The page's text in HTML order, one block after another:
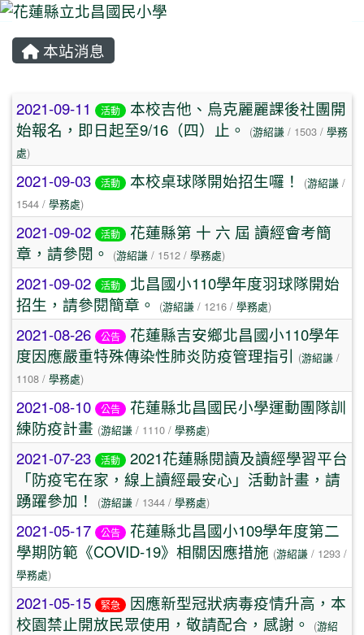
本站消息
文章列表
2021-09-11 活動
本校吉他、烏克麗麗課後社團開
始報名，即日起至9/16（四）止。
(游紹謙 / 1503 / 學務
處)
2021-09-03 活動 本校桌球隊開始招生囉！ (游紹謙 /
1544 / 學務處)
2021-09-02 活動
花蓮縣第 十 六 屆 讀經會考簡
章，請參閱。
(游紹謙 / 1512 / 學務處)
2021-09-02 活動
北昌國小110學年度羽球隊開始
招生，請參閱簡章。
(游紹謙 / 1216 / 學務處)
2021-08-26 公告
花蓮縣吉安鄉北昌國小110學年
度因應嚴重特殊傳染性肺炎防疫管理指引 (游紹謙 /
1108 / 學務處)
2021-08-10 公告
花蓮縣北昌國民小學運動團隊訓
練防疫計畫 (游紹謙 / 1110 / 學務處)
2021-07-23 活動
2021花蓮縣閱讀及讀經學習平台
「防疫宅在家，線上讀經最安心」活動計畫，請
踴躍參加！
(游紹謙 / 1344 / 學務處)
2021-05-17 公告
花蓮縣北昌國小109學年度第二
學期防範《COVID-19》相關因應措施 (游紹謙 / 1293 /
學務處)
2021-05-15 緊急
因應新型冠狀病毒疫情升高，本
校園禁止開放民眾使用，敬請配合，感謝。
(游紹